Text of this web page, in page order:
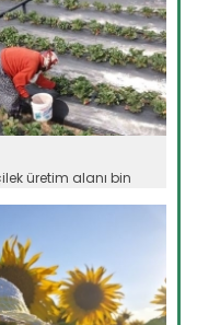
üretim alanı bin